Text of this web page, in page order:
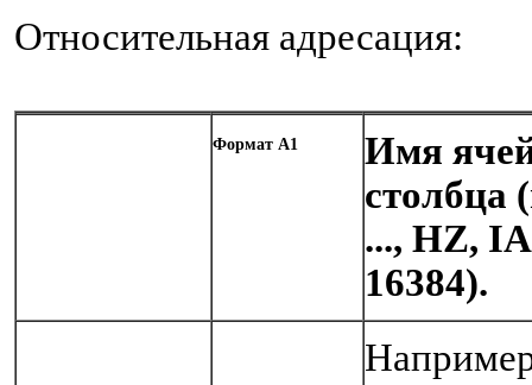
Относительная адресация:
Формат А1
Имя
столбца
..., HZ,
16384).